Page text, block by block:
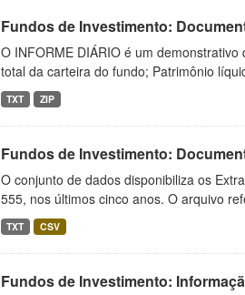
Fundos de Investimento:
O INFORME DIÁRIO é um
total da carteira do fundo; Patrimônio
TXT ZIP
Fundos de Investimento:
O conjunto de dados disponibiliza os
555, nos últimos cinco anos. O arquivo
TXT CSV
Fundos de Investimento: